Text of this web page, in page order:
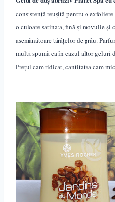
consistență reușită pentru o exfoliere
o culoare satinata, fină și movulie și
asemănătoare tărâțelor de grâu.
multă spumă ca în cazul altor geluri
Prețul cam ridicat, cantitatea cam